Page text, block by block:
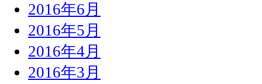
2016年6月
2016年5月
2016年4月
2016年3月